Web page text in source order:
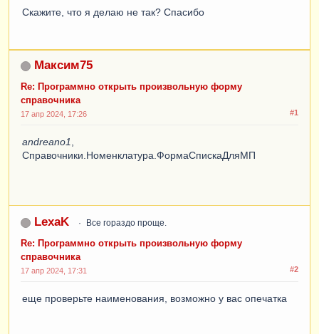
Скажите, что я делаю не так? Спасибо
Максим75
Re: Программно открыть произвольную форму
справочника
#1
17 апр 2024, 17:26
andreano1,
Справочники.Номенклатура.ФормаСпискаДляМП
LexaK Все гораздо проще.
Re: Программно открыть произвольную форму
справочника
#2
17 апр 2024, 17:31
еще проверьте наименования, возможно у вас опечатка